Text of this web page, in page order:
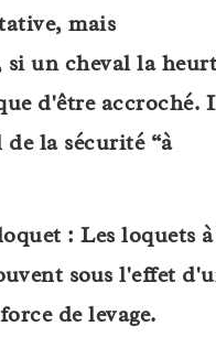
mais
si un cheval la
d'être accroché.
la sécurité “à
: Les loquets à
sous l'effet
de levage.